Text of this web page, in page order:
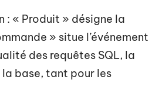
: « Produit » désigne la
» situe l’événement
des requêtes SQL, la
base, tant pour les